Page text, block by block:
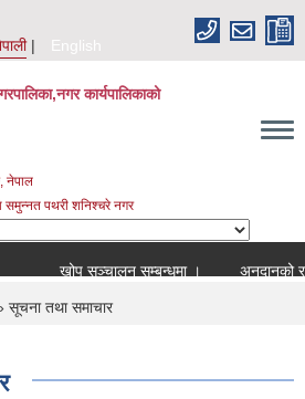
English
कार्यपालिकाको
नेपाल
समुन्नत पथरी शनिश्चरे नगर
खोप सञ्चालन सम्बन्धमा ।
अनुदानको
सूचना तथा समाचार